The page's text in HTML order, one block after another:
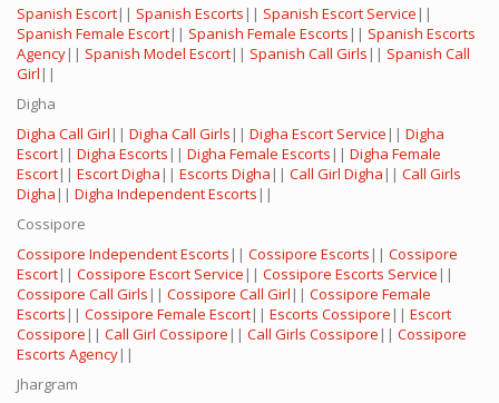
Spanish Escort|| Spanish Escorts || Spanish Escort Service ||
Spanish Female Escort|| Spanish Female Escorts || Spanish Escorts
Agency|| Spanish Model Escort|| Spanish Call Girls || Spanish Call
Girl ||
Digha
Digha Call Girl || Digha Call Girls || Digha Escort Service || Digha
Escort|| Digha Escorts || Digha Female Escorts || Digha Female
Escort|| Escort Digha || Escorts Digha || Call Girl Digha || Call Girls
Digha || Digha Independent Escorts ||
Cossipore
Cossipore Independent Escorts || Cossipore Escorts || Cossipore
Escort|| Cossipore Escort Service || Cossipore Escorts Service ||
Cossipore Call Girls || Cossipore Call Girl || Cossipore Female
Escorts || Cossipore Female Escort|| Escorts Cossipore || Escort
Cossipore || Call Girl Cossipore || Call Girls Cossipore || Cossipore
Escorts Agency||
Jhargram